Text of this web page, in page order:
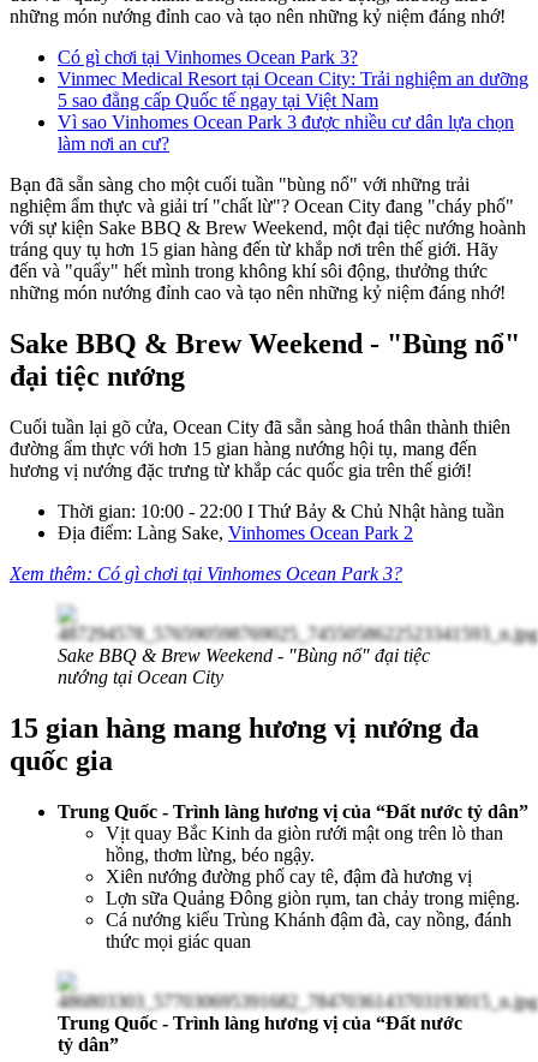
những món nướng đỉnh cao và tạo nên những kỷ niệm đáng nhớ!
Có gì chơi tại Vinhomes Ocean Park 3?
Vinmec Medical Resort tại Ocean City: Trải nghiệm an dưỡng
5 sao đẳng cấp Quốc tế ngay tại Việt Nam
Vì sao Vinhomes Ocean Park 3 được nhiều cư dân lựa chọn
làm nơi an cư?
Bạn đã sẵn sàng cho một cuối tuần "bùng nổ" với những trải
nghiệm ẩm thực và giải trí "chất lừ"? Ocean City đang "cháy phố"
với sự kiện Sake BBQ & Brew Weekend, một đại tiệc nướng hoành
tráng quy tụ hơn 15 gian hàng đến từ khắp nơi trên thế giới. Hãy
đến và "quẩy" hết mình trong không khí sôi động, thưởng thức
những món nướng đỉnh cao và tạo nên những kỷ niệm đáng nhớ!
Sake BBQ & Brew Weekend - "Bùng nổ"
đại tiệc nướng
Cuối tuần lại gõ cửa, Ocean City đã sẵn sàng hoá thân thành thiên
đường ẩm thực với hơn 15 gian hàng nướng hội tụ, mang đến
hương vị nướng đặc trưng từ khắp các quốc gia trên thế giới!
Thời gian: 10:00 - 22:00 I Thứ Bảy & Chủ Nhật hàng tuần
Địa điểm: Làng Sake, Vinhomes Ocean Park 2
Xem thêm: Có gì chơi tại Vinhomes Ocean Park 3?
Sake BBQ & Brew Weekend - "Bùng nổ" đại tiệc
nướng tại Ocean City
15 gian hàng mang hương vị nướng đa
quốc gia
Trung Quốc - Trình làng hương vị của “Đất nước tỷ dân”
Vịt quay Bắc Kinh da giòn rưới mật ong trên lò than
hồng, thơm lừng, béo ngậy.
Xiên nướng đường phố cay tê, đậm đà hương vị
Lợn sữa Quảng Đông giòn rụm, tan chảy trong miệng.
Cá nướng kiểu Trùng Khánh đậm đà, cay nồng, đánh
thức mọi giác quan
Trung Quốc - Trình làng hương vị của “Đất nước
tỷ dân”